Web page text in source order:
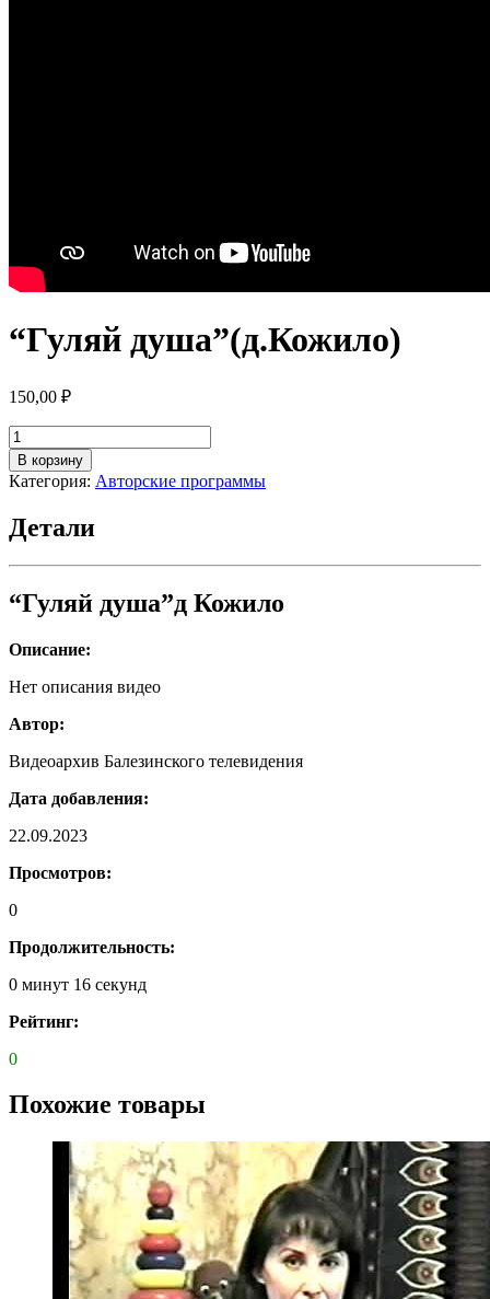
“Гуляй душа”(д.Кожило)
150,00 ₽
Количество
товара
"Гуляй
душа"
В корзину
Категория: Авторские программы
Детали
“Гуляй душа”д Кожило
Описание:
Нет описания видео
Автор:
Видеоархив Балезинского телевидения
Дата добавления:
22.09.2023
Просмотров:
0
Продолжительность:
0 минут 16 секунд
Рейтинг:
0
Похожие товары